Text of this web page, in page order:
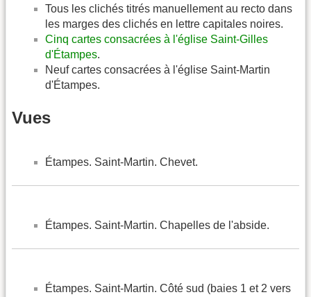
Tous les clichés titrés manuellement au recto dans
les marges des clichés en lettre capitales noires.
Cinq cartes consacrées à l'église Saint-Gilles
d'Étampes.
Neuf cartes consacrées à l'église Saint-Martin
d'Étampes.
Vues
Étampes. Saint-Martin. Chevet.
Étampes. Saint-Martin. Chapelles de l'abside.
Étampes. Saint-Martin. Côté sud (baies 1 et 2 vers